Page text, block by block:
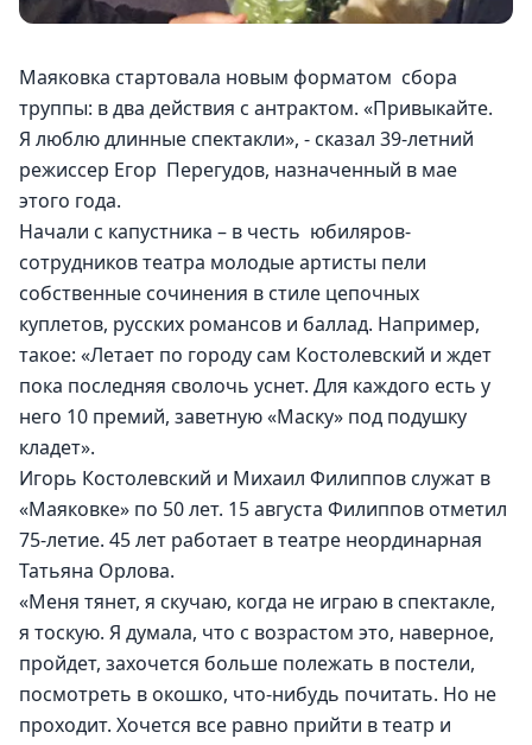
Маяковка стартовала новым форматом  сбора
труппы: в два действия с антрактом. «Привыкайте.
Я люблю длинные спектакли», - сказал 39-летний
режиссер Егор  Перегудов, назначенный в мае
этого года.
Начали с капустника – в честь  юбиляров-
сотрудников театра молодые артисты пели
собственные сочинения в стиле цепочных
куплетов, русских романсов и баллад. Например,
такое: «Летает по городу сам Костолевский и ждет
пока последняя сволочь уснет. Для каждого есть у
него 10 премий, заветную «Маску» под подушку
кладет».
Игорь Костолевский и Михаил Филиппов служат в
«Маяковке» по 50 лет. 15 августа Филиппов отметил
75-летие. 45 лет работает в театре неординарная
Татьяна Орлова.
«Меня тянет, я скучаю, когда не играю в спектакле,
я тоскую. Я думала, что с возрастом это, наверное,
пройдет, захочется больше полежать в постели,
посмотреть в окошко, что-нибудь почитать. Но не
проходит. Хочется все равно прийти в театр и